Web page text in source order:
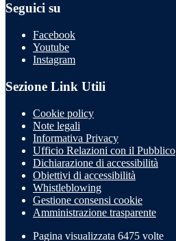
Seguici su
Facebook
Youtube
Instagram
Sezione Link Utili
Cookie policy
Note legali
Informativa Privacy
Ufficio Relazioni con il Pubblico
Dichiarazione di accessibilità
Obiettivi di accessibilità
Whistleblowing
Gestione consensi cookie
Amministrazione trasparente
Pagina visualizzata 6475 volte